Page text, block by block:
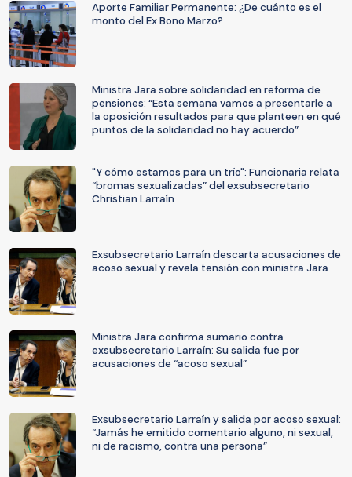
Aporte Familiar Permanente: ¿De cuánto es el
monto del Ex Bono Marzo?
Ministra Jara sobre solidaridad en reforma de
pensiones: “Esta semana vamos a presentarle a
la oposición resultados para que planteen en qué
puntos de la solidaridad no hay acuerdo”
"Y cómo estamos para un trío": Funcionaria relata
“bromas sexualizadas” del exsubsecretario
Christian Larraín
Exsubsecretario Larraín descarta acusaciones de
acoso sexual y revela tensión con ministra Jara
Ministra Jara confirma sumario contra
exsubsecretario Larraín: Su salida fue por
acusaciones de “acoso sexual”
Exsubsecretario Larraín y salida por acoso sexual:
“Jamás he emitido comentario alguno, ni sexual,
ni de racismo, contra una persona”